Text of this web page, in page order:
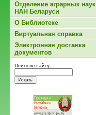
Отделение аграрных наук
НАН Беларуси
О Библиотеке
Виртуальная справка
Электронная доставка
документов
Поиск по сайту: